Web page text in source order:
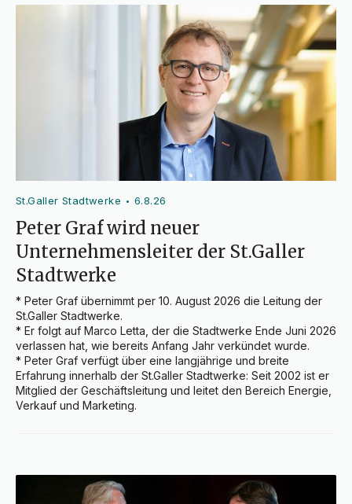
St.Galler Stadtwerke • 6.8.26
Peter Graf wird neuer
Unternehmensleiter der St.Galler
Stadtwerke
* Peter Graf übernimmt per 10. August 2026 die Leitung der
St.Galler Stadtwerke.
* Er folgt auf Marco Letta, der die Stadtwerke Ende Juni 2026
verlassen hat, wie bereits Anfang Jahr verkündet wurde.
* Peter Graf verfügt über eine langjährige und breite
Erfahrung innerhalb der St.Galler Stadtwerke: Seit 2002 ist er
Mitglied der Geschäftsleitung und leitet den Bereich Energie,
Verkauf und Marketing.